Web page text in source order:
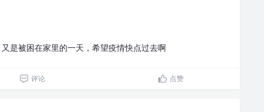
又是被困在家里的一天，希望疫情快点过去啊
评论 点赞